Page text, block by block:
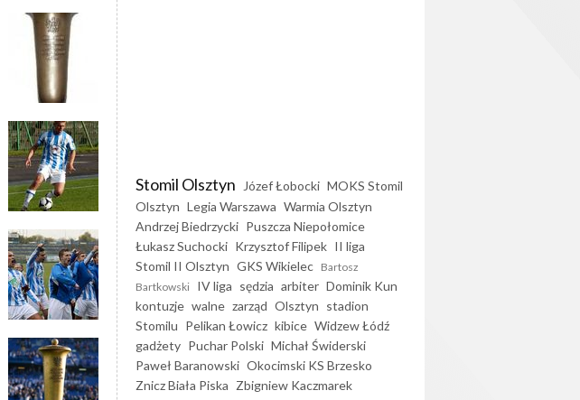
Stomil Olsztyn Józef Łobocki MOKS Stomil
Olsztyn Legia Warszawa Warmia Olsztyn
Andrzej Biedrzycki Puszcza Niepołomice
Łukasz Suchocki Krzysztof Filipek II liga
Stomil II Olsztyn GKS Wikielec Bartosz
Bartkowski IV liga sędzia arbiter Dominik Kun
kontuzje walne zarząd Olsztyn stadion
Stomilu Pelikan Łowicz kibice Widzew Łódź
gadżety Puchar Polski Michał Świderski
Paweł Baranowski Okocimski KS Brzesko
Znicz Biała Piska Zbigniew Kaczmarek